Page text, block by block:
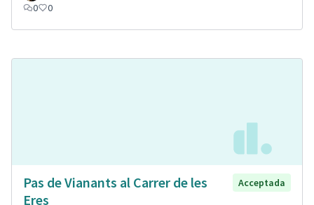
0
0
Pas de Vianants al Carrer de les
Eres
Acceptada